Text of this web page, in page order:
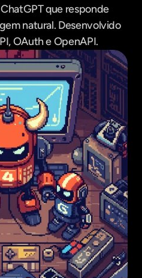
que responde
natural. Desenvolvido
OAuth e OpenAPI.